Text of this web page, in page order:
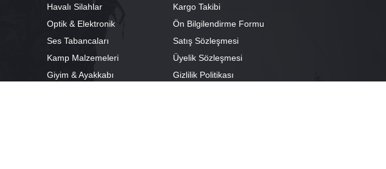
Havalı Silahlar
Optik & Elektronik
Ses Tabancaları
Kamp Malzemeleri
Giyim & Ayakkabı
Kargo Takibi
Ön Bilgilendirme Formu
Satış Sözleşmesi
Üyelik Sözleşmesi
Gizlilik Politikası